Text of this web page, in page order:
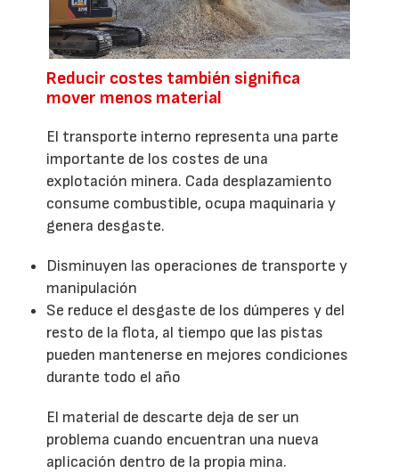
Reducir costes también significa
mover menos material
El transporte interno representa una parte
importante de los costes de una
explotación minera. Cada desplazamiento
consume combustible, ocupa maquinaria y
genera desgaste.
Disminuyen las operaciones de transporte y
manipulación
Se reduce el desgaste de los dúmperes y del
resto de la flota, al tiempo que las pistas
pueden mantenerse en mejores condiciones
durante todo el año
El material de descarte deja de ser un
problema cuando encuentran una nueva
aplicación dentro de la propia mina.